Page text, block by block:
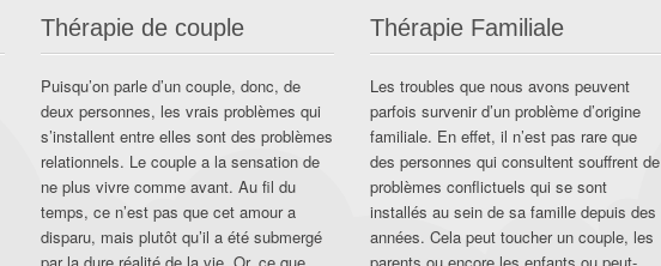
Thérapie de couple
Puisqu’on parle d’un couple, donc, de
deux personnes, les vrais problèmes qui
s’installent entre elles sont des problèmes
relationnels. Le couple a la sensation de
ne plus vivre comme avant. Au fil du
temps, ce n’est pas que cet amour a
disparu, mais plutôt qu’il a été submergé
Thérapie Familiale
Les troubles que nous avons peuvent
parfois survenir d’un problème d’origine
familiale. En effet, il n’est pas rare que
des personnes qui consultent souffrent de
problèmes conflictuels qui se sont
installés au sein de sa famille depuis des
années. Cela peut toucher un couple, les